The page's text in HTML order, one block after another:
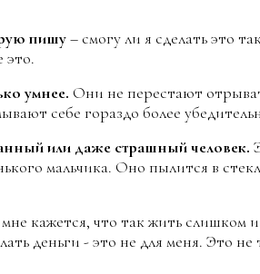
пишу– смогу ли я сделать это
это.
умнее. Они не перестают
себе гораздо более
или даже страшный человек.
мальчика. Оно пылится в
кажется, что так жить слишком
деньги - это не для меня. Это не